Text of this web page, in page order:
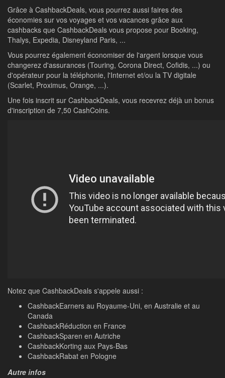
Grâce à CashbackDeals, vous pourrez aussi faires des
économies sur vos voyages et vos vacances grâce aux
cashbacks que CashbackDeals vous propose pour Booking,
Thalys, Expedia, Disneyland Paris, ...
Vous pourrez également économiser de l'argent lorsque vous
changerez d'assurances (Touring, Corona Direct, Cofidis, ...) ou
d'opérateur pour la téléphonie, l'Internet et/ou la TV digitale
(Scarlet, Proximus, Orange, ...).
Une fois inscrit sur CashbackDeals, vous recevrez déjà un bonus
d'inscription de 7,50 CashCoins.
Notez que CashbackDeals s'appele aussi :
CashbackEarners au Royaume-Uni, en Australie et au
Canada
CashbackRéduction en France
CashbackSparen en Autriche
CashbackKorting aux Pays-Bas
CashbackRabat en Pologne
Autre infos